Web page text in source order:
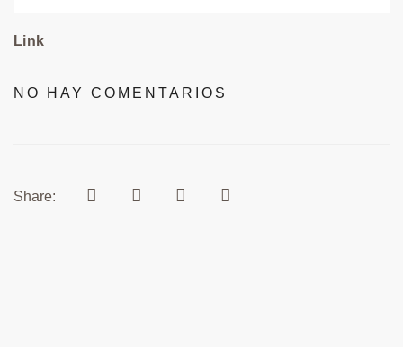
Link
NO HAY COMENTARIOS
Share: